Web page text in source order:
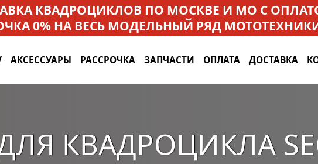
КВАДРОЦИКЛОВ ПО МОСКВЕ И МО С
0% НА ВЕСЬ МОДЕЛЬНЫЙ РЯД МОТОТЕХНИКИ
АКСЕССУАРЫ РАССРОЧКА ЗАПЧАСТИ ОПЛАТА ДОСТАВКА
КВАДРОЦИКЛА